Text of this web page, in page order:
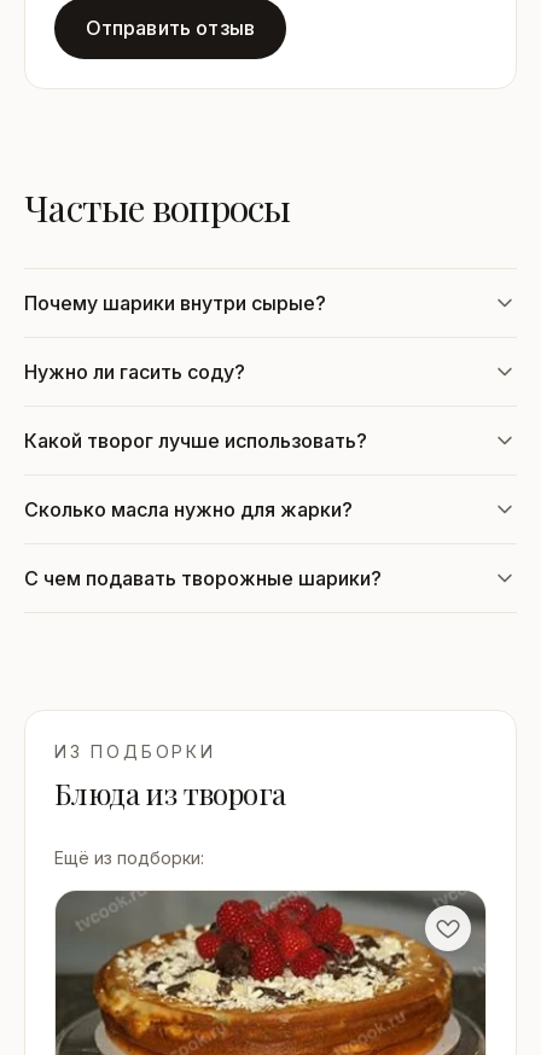
Отправить отзыв
Частые вопросы
Почему шарики внутри сырые?
Нужно ли гасить соду?
Какой творог лучше использовать?
Сколько масла нужно для жарки?
С чем подавать творожные шарики?
ИЗ ПОДБОРКИ
Блюда из творога
Ещё из подборки: